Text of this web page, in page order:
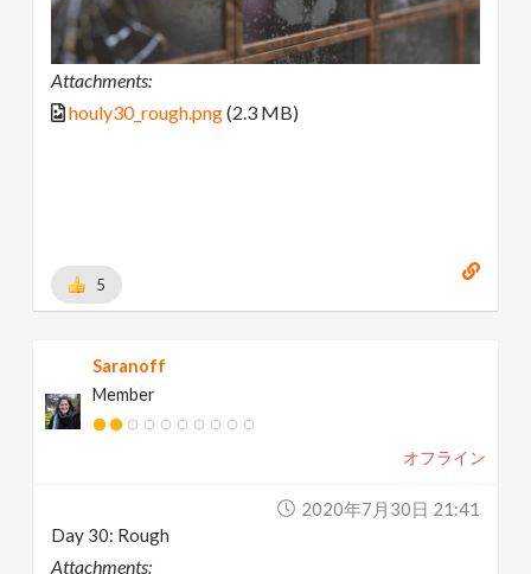
Attachments:
houly30_rough.png(2.3 MB)
5
Saranoff
Member
オフライン
2020年7月30日 21:41
Day 30: Rough
Attachments: